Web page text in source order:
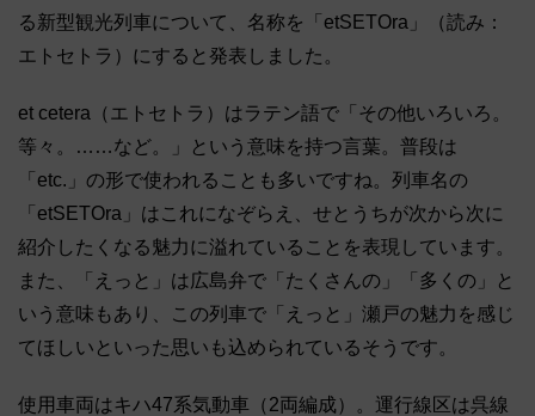
る新型観光列車について、名称を「etSETOra」（読み：
エトセトラ）にすると発表しました。
et cetera（エトセトラ）はラテン語で「その他いろいろ。
等々。……など。」という意味を持つ言葉。普段は
「etc.」の形で使われることも多いですね。列車名の
「etSETOra」はこれになぞらえ、せとうちが次から次に
紹介したくなる魅力に溢れていることを表現しています。
また、「えっと」は広島弁で「たくさんの」「多くの」と
いう意味もあり、この列車で「えっと」瀬戸の魅力を感じ
てほしいといった思いも込められているそうです。
使用車両はキハ47系気動車（2両編成）。運行線区は呉線